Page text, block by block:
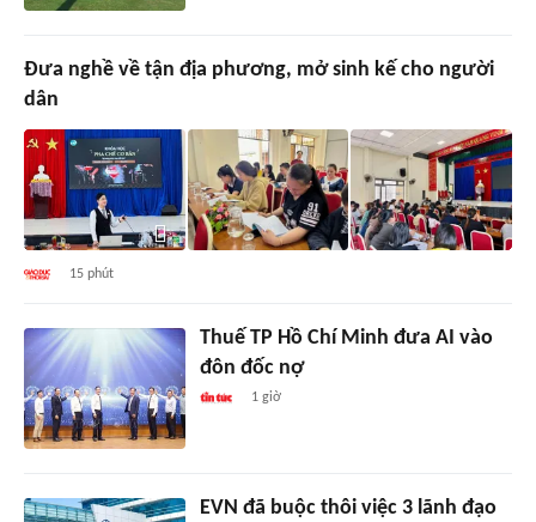
Đưa nghề về tận địa phương, mở sinh kế cho người
dân
15 phút
Thuế TP Hồ Chí Minh đưa AI vào
đôn đốc nợ
1 giờ
EVN đã buộc thôi việc 3 lãnh đạo